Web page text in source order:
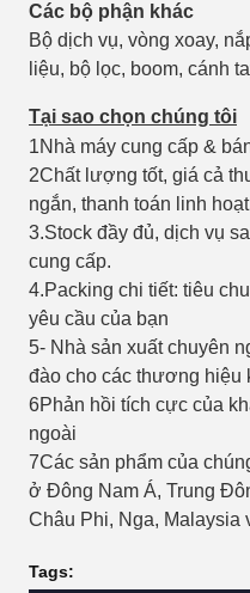
Các bộ phận khác
Bộ dịch vụ, vòng xoay,
liệu, bộ lọc, boom, cánh
Tại sao chọn chúng tôi
1Nhà máy cung cấp &
2Chất lượng tốt, giá cả
ngắn, thanh toán linh hoạt
3.Stock đầy đủ, dịch vụ
cung cấp.
4.Packing chi tiết: tiêu
yêu cầu của bạn
5- Nhà sản xuất chuyên
đào cho các thương hiệu
6Phản hồi tích cực của
ngoài
7Các sản phẩm của
ở Đông Nam Á, Trung
Châu Phi, Nga, Malaysia
Tags: